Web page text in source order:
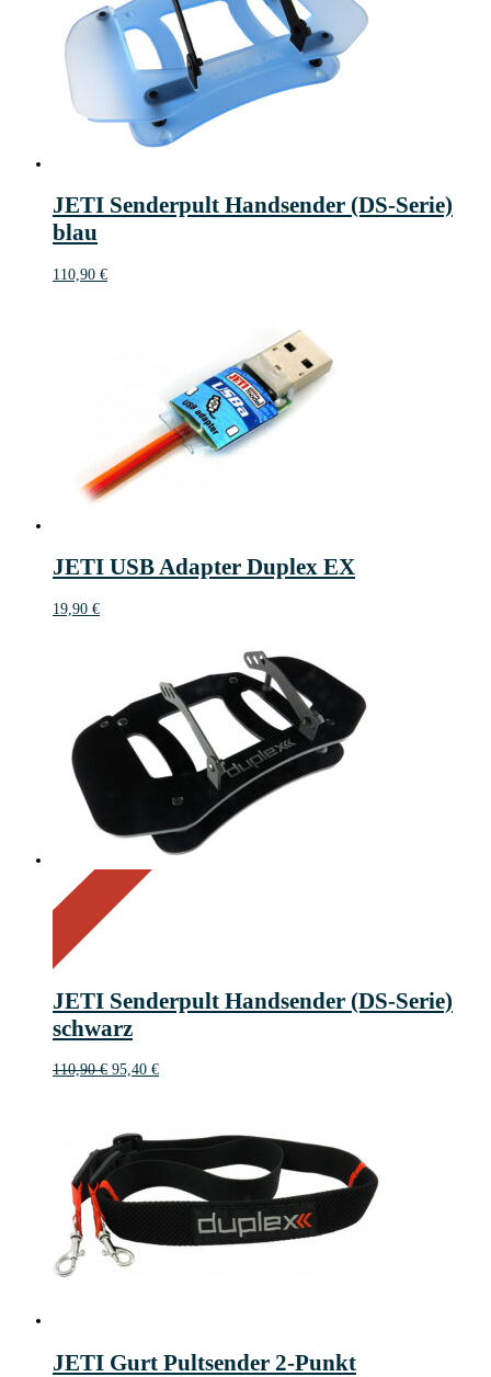
JETI Senderpult Handsender (DS-Serie)
blau
110,90 €
JETI USB Adapter Duplex EX
19,90 €
On Sale
€
JETI Senderpult Handsender (DS-Serie)
schwarz
110,90€ Ursprünglicher
95,40 €Aktueller
JETI Gurt Pultsender 2-Punkt